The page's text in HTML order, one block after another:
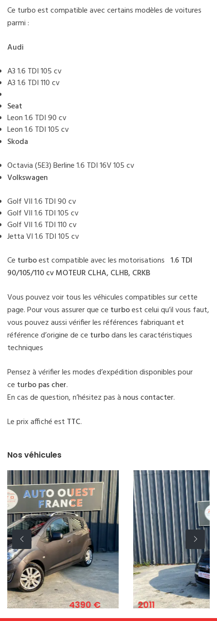
Ce turbo est compatible avec certains modèles de voitures
parmi :
Audi
A3 1.6 TDI 105 cv
A3 1.6 TDI 110 cv
Seat
Leon 1.6 TDI 90 cv
Leon 1.6 TDI 105 cv
Skoda
Octavia (5E3) Berline 1.6 TDI 16V 105 cv
Volkswagen
Golf VII 1.6 TDI 90 cv
Golf VII 1.6 TDI 105 cv
Golf VII 1.6 TDI 110 cv
Jetta VI 1.6 TDI 105 cv
Ce turboest compatible avec les motorisations 1.6 TDI
90/105/110 cv MOTEUR CLHA, CLHB, CRKB
Vous pouvez voir tous les véhicules compatibles sur cette
page. Pour vous assurer que ce turboest celui qu’il vous faut,
vous pouvez aussi vérifier les références fabriquant et
référence d’origine de ce turbodans les caractéristiques
techniques
Pensez à vérifier les modes d’expédition disponibles pour
ce turbo pas cher.
En cas de question, n’hésitez pas ànous contacter.
Le prix affiché est TTC.
Nos véhicules
4390 € 2011